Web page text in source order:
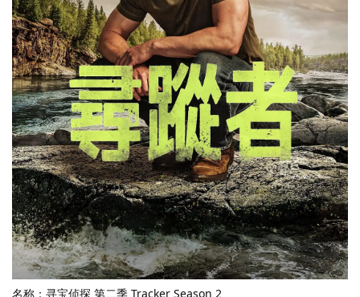
名称：寻宝侦探 第二季 Tracker Season 2